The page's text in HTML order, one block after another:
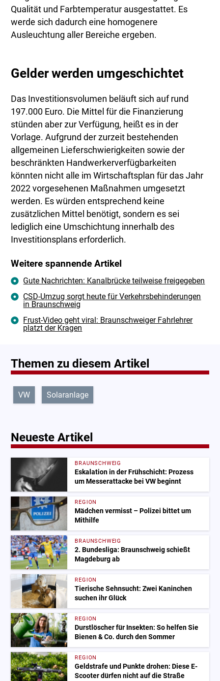
Qualität und Farbtemperatur ausgestattet. Es
werde sich dadurch eine homogenere
Ausleuchtung aller Bereiche ergeben.
Gelder werden umgeschichtet
Das Investitionsvolumen beläuft sich auf rund
197.000 Euro. Die Mittel für die Finanzierung
stünden aber zur Verfügung, heißt es in der
Vorlage. Aufgrund der zurzeit bestehenden
allgemeinen Lieferschwierigkeiten sowie der
beschränkten Handwerkerverfügbarkeiten
könnten nicht alle im Wirtschaftsplan für das Jahr
2022 vorgesehenen Maßnahmen umgesetzt
werden. Es würden entsprechend keine
zusätzlichen Mittel benötigt, sondern es sei
lediglich eine Umschichtung innerhalb des
Investitionsplans erforderlich.
Weitere spannende Artikel
Gute Nachrichten: Kanalbrücke teilweise freigegeben
CSD-Umzug sorgt heute für Verkehrsbehinderungen
in Braunschweig
Frust-Video geht viral: Braunschweiger Fahrlehrer
platzt der Kragen
Themen zu diesem Artikel
VW Solaranlage
Neueste Artikel
BRAUNSCHWEIG
Eskalation in der Frühschicht: Prozess
um Messerattacke bei VW beginnt
REGION
Mädchen vermisst – Polizei bittet um
Mithilfe
BRAUNSCHWEIG
2. Bundesliga: Braunschweig schießt
Magdeburg ab
REGION
Tierische Sehnsucht: Zwei Kaninchen
suchen ihr Glück
REGION
Durstlöscher für Insekten: So helfen Sie
Bienen & Co. durch den Sommer
REGION
Geldstrafe und Punkte drohen: Diese E-
Scooter dürfen nicht auf die Straße